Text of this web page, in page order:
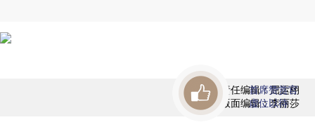
责任编辑：屈运栩
版面编辑：李丽莎
首席赞赏官
虚位以待